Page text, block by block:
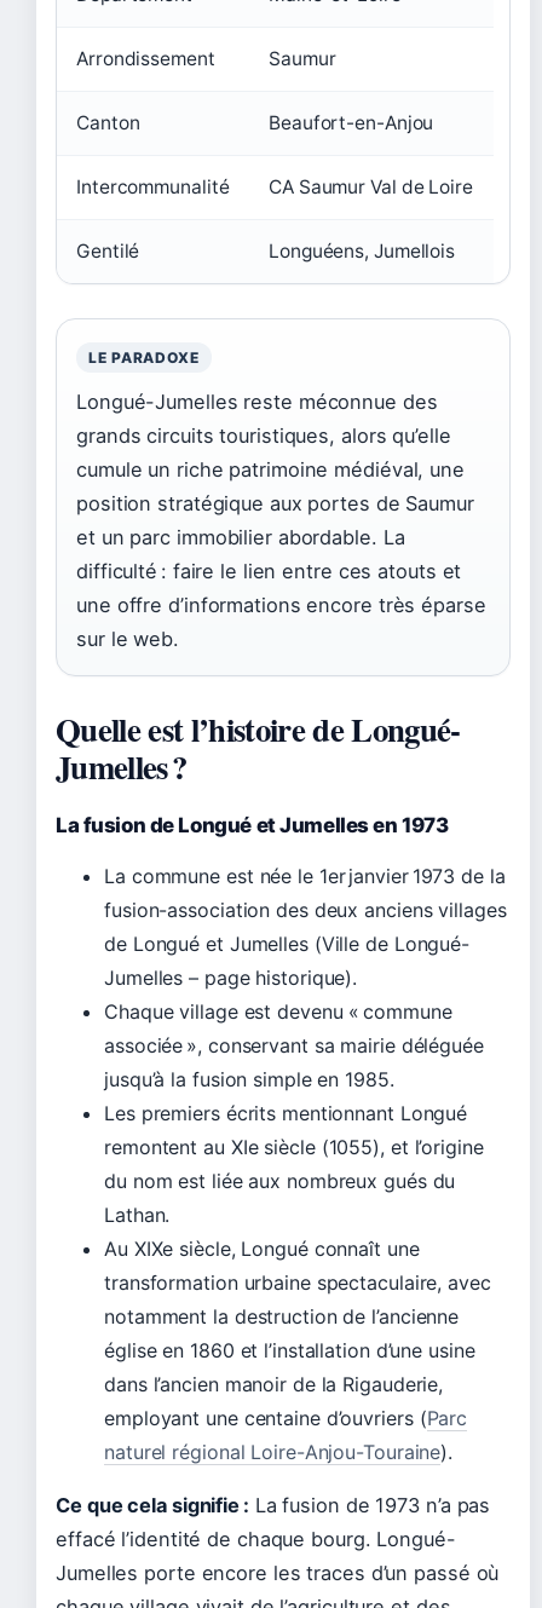
Arrondissement Saumur
Canton Beaufort-en-Anjou
Intercommunalité CA Saumur Val de Loire
Gentilé Longuéens, Jumellois
LE PARADOXE
Longué-Jumelles reste méconnue des
grands circuits touristiques, alors qu’elle
cumule un riche patrimoine médiéval, une
position stratégique aux portes de Saumur
et un parc immobilier abordable. La
difficulté : faire le lien entre ces atouts et
une offre d’informations encore très éparse
sur le web.
Quelle est l’histoire de Longué-
Jumelles ?
La fusion de Longué et Jumelles en 1973
La commune est née le 1er janvier 1973 de la
fusion-association des deux anciens villages
de Longué et Jumelles (Ville de Longué-
Jumelles – page historique).
Chaque village est devenu « commune
associée », conservant sa mairie déléguée
jusqu’à la fusion simple en 1985.
Les premiers écrits mentionnant Longué
remontent au XIe siècle(1055), et l’origine
du nom est liée aux nombreux gués du
Lathan.
Au XIXe siècle, Longué connaît une
transformation urbaine spectaculaire, avec
notamment la destruction de l’ancienne
église en 1860 et l’installation d’une usine
dans l’ancien manoir de la Rigauderie,
employant une centaine d’ouvriers (Parc
naturel régional Loire-Anjou-Touraine).
Ce que cela signifie : La fusion de 1973 n’a pas
effacé l’identité de chaque bourg. Longué-
Jumelles porte encore les traces d’un passé où